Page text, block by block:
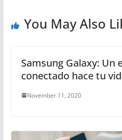
You May Also
Samsung Galaxy: Un
conectado hace tu
November 11, 2020